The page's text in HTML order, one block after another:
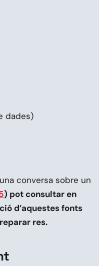
dades)
conversa sobre un
) pot consultar en
d’aquestes fonts
res.